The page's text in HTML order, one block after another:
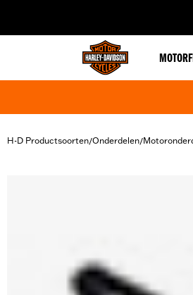
H-D Productsoorten/Onderdelen/